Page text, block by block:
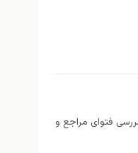
فتوای مراجع و